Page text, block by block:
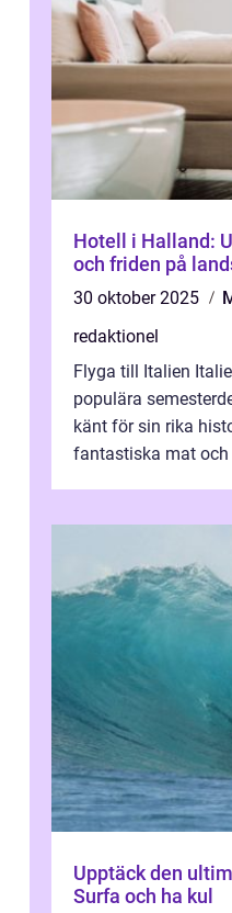
Hotell i Halland:
och friden på
30 oktober 2025
redaktionel
Flyga till Italien
populära
känt för sin rika
fantastiska mat
Upptäck den
Surfa och ha kul